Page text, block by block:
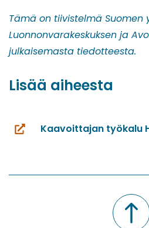
palveluun)
Tämä on tiivistelmä Suomen
Luonnonvarakeskuksen ja
julkaisemasta tiedotteesta.
Lisää aiheesta
Kaavoittajan työkalu
(siirryt